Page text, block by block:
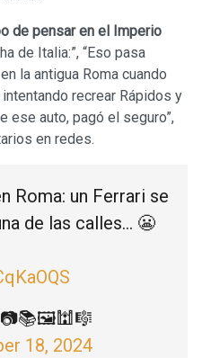
de pensar en el Imperio
de Italia:”, “Eso pasa
la antigua Roma cuando
recrear Rápidos y
ese auto, pagó el seguro”,
en redes.
Roma: un Ferrari se
de las calles… 😬
18, 2024